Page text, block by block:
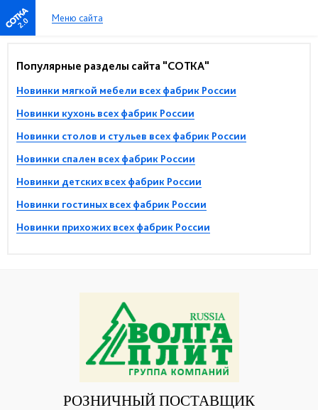
2.0 Меню сайта
Популярные разделы сайта "СОТКА"
Новинки мягкой мебели всех фабрик России
Новинки кухонь всех фабрик России
Новинки столов и стульев всех фабрик России
Новинки спален всех фабрик России
Новинки детских всех фабрик России
Новинки гостиных всех фабрик России
Новинки прихожих всех фабрик России
РОЗНИЧНЫЙ ПОСТАВЩИК